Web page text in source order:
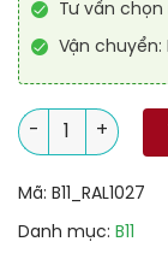
Tư vấn
Vận chuyển:
Sơn sàn chống
Mã: B11_RAL1027
Danh mục: B11